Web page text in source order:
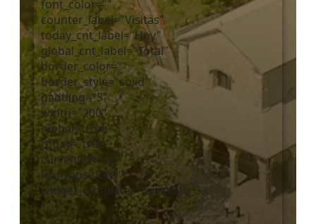
font_color=""
counter_label="Visitas"
today_cnt_label="Hoy"
global_cnt_label="Total"
border_color=""
border_style="solid"
padding="5"
width="200"
global="true"
today="true"
current="true"
icon_position=""
widget_template="template_3"
]